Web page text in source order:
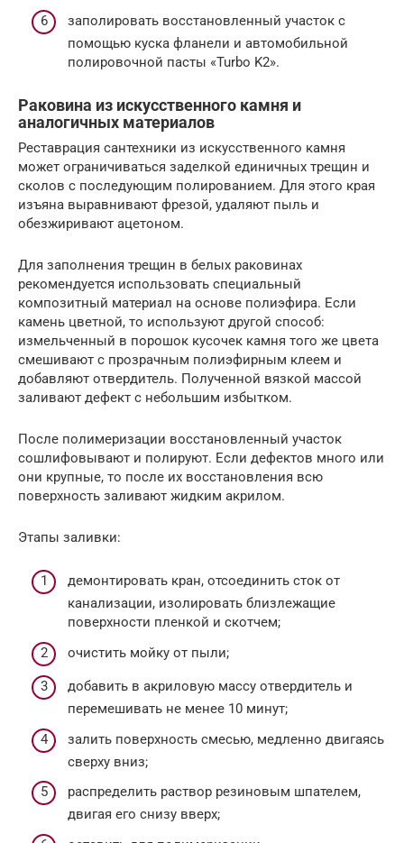
заполировать восстановленный участок с
помощью куска фланели и автомобильной
полировочной пасты «Turbo K2».
Раковина из искусственного камня и
аналогичных материалов
Реставрация сантехники из искусственного камня
может ограничиваться заделкой единичных трещин и
сколов с последующим полированием. Для этого края
изъяна выравнивают фрезой, удаляют пыль и
обезжиривают ацетоном.
Для заполнения трещин в белых раковинах
рекомендуется использовать специальный
композитный материал на основе полиэфира. Если
камень цветной, то используют другой способ:
измельченный в порошок кусочек камня того же цвета
смешивают с прозрачным полиэфирным клеем и
добавляют отвердитель. Полученной вязкой массой
заливают дефект с небольшим избытком.
После полимеризации восстановленный участок
сошлифовывают и полируют. Если дефектов много или
они крупные, то после их восстановления всю
поверхность заливают жидким акрилом.
Этапы заливки:
демонтировать кран, отсоединить сток от
канализации, изолировать близлежащие
поверхности пленкой и скотчем;
очистить мойку от пыли;
добавить в акриловую массу отвердитель и
перемешивать не менее 10 минут;
залить поверхность смесью, медленно двигаясь
сверху вниз;
распределить раствор резиновым шпателем,
двигая его снизу вверх;